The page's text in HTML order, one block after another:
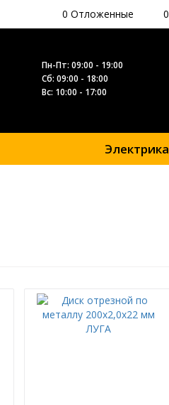
0 Отложенные 0
Пн-Пт: 09:00 - 19:00
Сб: 09:00 - 18:00
Вс: 10:00 - 17:00
Электрика